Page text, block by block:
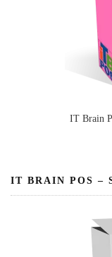
IT Brain
IT BRAIN POS –